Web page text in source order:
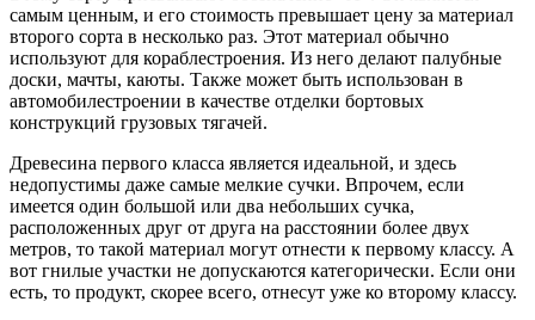
самым ценным, и его стоимость превышает цену за материал
второго сорта в несколько раз. Этот материал обычно
используют для кораблестроения. Из него делают палубные
доски, мачты, каюты. Также может быть использован в
автомобилестроении в качестве отделки бортовых
конструкций грузовых тягачей.
Древесина первого класса является идеальной, и здесь
недопустимы даже самые мелкие сучки. Впрочем, если
имеется один большой или два небольших сучка,
расположенных друг от друга на расстоянии более двух
метров, то такой материал могут отнести к первому классу. А
вот гнилые участки не допускаются категорически. Если они
есть, то продукт, скорее всего, отнесут уже ко второму классу.